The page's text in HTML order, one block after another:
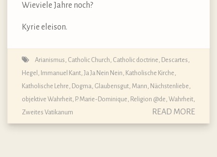
Wieviele Jahre noch?
Kyrie eleison.
Arianismus Catholic Church Catholic doctrine Descartes
Hegel Immanuel Kant Ja Ja Nein Nein Katholische Kirche
Katholische Lehre, Dogma, Glaubensgut Mann Nächstenliebe
objektive Wahrheit P. Marie-Dominique Religion @de Wahrheit
Zweites Vatikanum
READ MORE